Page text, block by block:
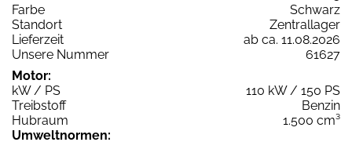
Farbe
Schwarz
Standort
Zentrallager
Lieferzeit
ab ca. 11.08.2026
Unsere Nummer
61627
Motor:
kW / PS
110 kW / 150 PS
Treibstoff
Benzin
Hubraum
1.500 cm³
Umweltnormen: